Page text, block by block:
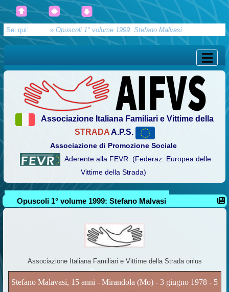
Sei qui: » Opuscoli 1° volume 1999: Stefano Malvasi
Associazione Italiana Familiari e Vittime della
STRADAA.P.S.
Associazione di Promozione Sociale
Aderente alla FEVR (Federaz. Europea delle
Vittime della Strada)
Opuscoli 1° volume 1999: Stefano Malvasi
Associazione Italiana Familiari e Vittime della Strada onlus
Stefano Malavasi, 15 anni - Mirandola (Mo) - 3 giugno 1978 - 5